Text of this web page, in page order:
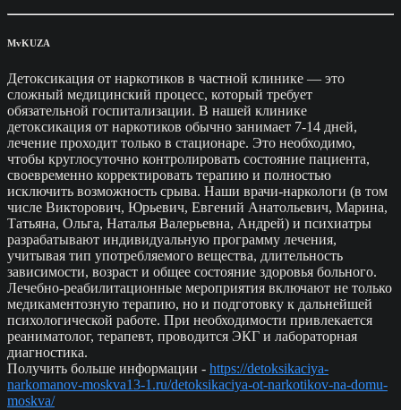
MvKUZA
Детоксикация от наркотиков в частной клинике — это
сложный медицинский процесс, который требует
обязательной госпитализации. В нашей клинике
детоксикация от наркотиков обычно занимает 7-14 дней,
лечение проходит только в стационаре. Это необходимо,
чтобы круглосуточно контролировать состояние пациента,
своевременно корректировать терапию и полностью
исключить возможность срыва. Наши врачи-наркологи (в том
числе Викторович, Юрьевич, Евгений Анатольевич, Марина,
Татьяна, Ольга, Наталья Валерьевна, Андрей) и психиатры
разрабатывают индивидуальную программу лечения,
учитывая тип употребляемого вещества, длительность
зависимости, возраст и общее состояние здоровья больного.
Лечебно-реабилитационные мероприятия включают не только
медикаментозную терапию, но и подготовку к дальнейшей
психологической работе. При необходимости привлекается
реаниматолог, терапевт, проводится ЭКГ и лабораторная
диагностика.
Получить больше информации - https://detoksikaciya-
narkomanov-moskva13-1.ru/detoksikaciya-ot-narkotikov-na-domu-
moskva/